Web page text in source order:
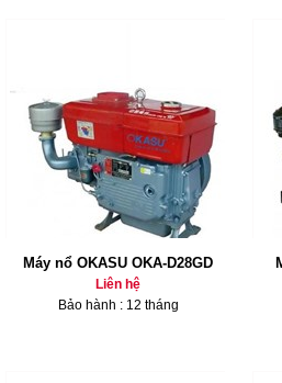
Máy nổ OKASU OKA-D28GD
Liên hệ
Bảo hành : 12 tháng